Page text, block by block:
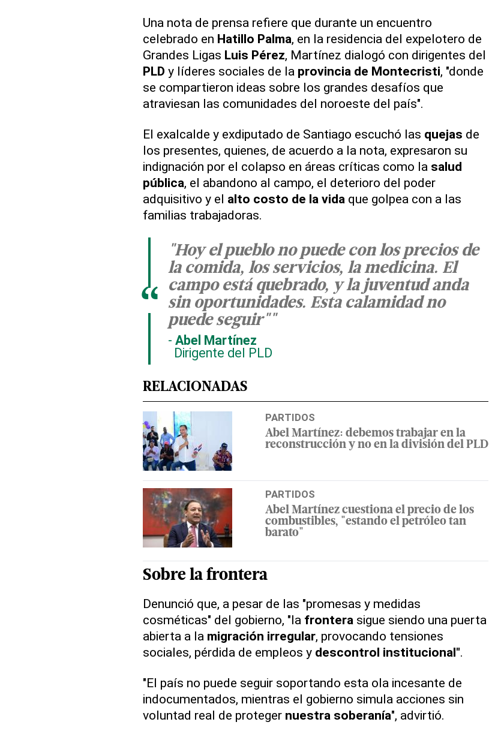
Una nota de prensa refiere que durante un encuentro
celebrado en Hatillo Palma, en la residencia del expelotero de
Grandes Ligas Luis Pérez, Martínez dialogó con dirigentes del
PLD y líderes sociales de la provincia de Montecristi, "donde
se compartieron ideas sobre los grandes desafíos que
atraviesan las comunidades del noroeste del país".
El exalcalde y exdiputado de Santiago escuchó las quejas de
los presentes, quienes, de acuerdo a la nota, expresaron su
indignación por el colapso en áreas críticas como la salud
pública, el abandono al campo, el deterioro del poder
adquisitivo y el alto costo de la vida que golpea con a las
familias trabajadoras.
"Hoy el pueblo no puede con los precios de
la comida, los servicios, la medicina. El
campo está quebrado, y la juventud anda
sin oportunidades. Esta calamidad no
puede seguir""
Abel Martínez
Dirigente del PLD
“
RELACIONADAS
PARTIDOS
Abel Martínez: debemos trabajar en la
reconstrucción y no en la división del PLD
PARTIDOS
Abel Martínez cuestiona el precio de los
combustibles, "estando el petróleo tan
barato"
Sobre la frontera
Denunció que, a pesar de las "promesas y medidas
cosméticas" del gobierno, "la frontera sigue siendo una puerta
abierta a la migración irregular, provocando tensiones
sociales, pérdida de empleos y descontrol institucional".
"El país no puede seguir soportando esta ola incesante de
indocumentados, mientras el gobierno simula acciones sin
voluntad real de proteger nuestra soberanía", advirtió.